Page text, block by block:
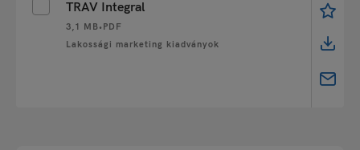
TRAV Integral
3,1 MB• PDF
Lakossági marketing kiadványok